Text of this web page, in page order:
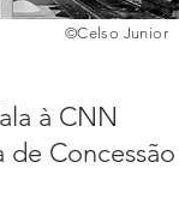
©️Celso Junior
à CNN
de Concessão